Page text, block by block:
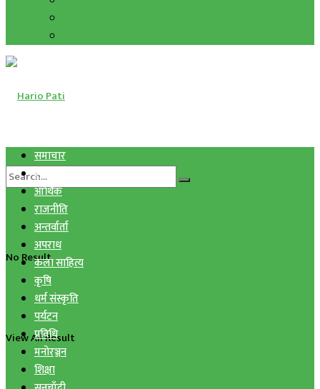
No Result
View All Result
समाचार
स्वास्थ्य
आर्थिक
राजनीति
अन्तर्वार्ता
अपराध
कला साहित्य
कृषि
धर्म संस्कृति
पर्यटन
प्रविधि
मनोरञ्जन
शिक्षा